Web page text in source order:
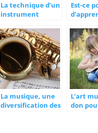
La technique d’un
instrument
avec le temps?
Est-ce
coup?
La musique, une
diversification des
L’art
don